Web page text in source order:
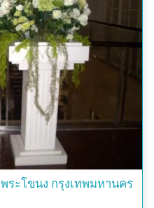
พระโขนง กรุงเทพมหานคร